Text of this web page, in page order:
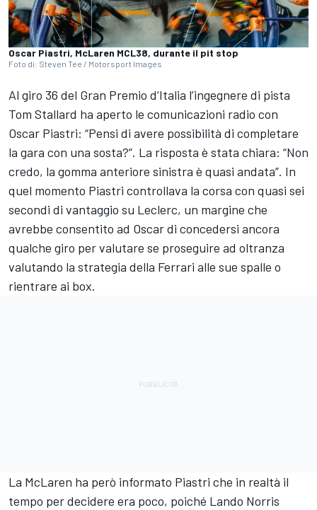
Oscar Piastri, McLaren MCL38, durante il pit stop
Foto di: Steven Tee / Motorsport Images
Al giro 36 del Gran Premio d’Italia l’ingegnere di pista
Tom Stallard ha aperto le comunicazioni radio con
Oscar Piastri: “Pensi di avere possibilità di completare
la gara con una sosta?”. La risposta è stata chiara: “Non
credo, la gomma anteriore sinistra è quasi andata”. In
quel momento Piastri controllava la corsa con quasi sei
secondi di vantaggio su Leclerc, un margine che
avrebbe consentito ad Oscar di concedersi ancora
qualche giro per valutare se proseguire ad oltranza
valutando la strategia della Ferrari alle sue spalle o
rientrare ai box.
La McLaren ha però informato Piastri che in realtà il
tempo per decidere era poco, poiché Lando Norris